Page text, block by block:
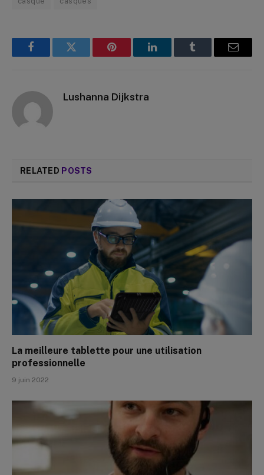
FacebookTwitter Pinterest LinkedInTumblr Email
Lushanna Dijkstra
RELATED POSTS
La meilleure tablette pour une utilisation
professionnelle
9 juin 2022